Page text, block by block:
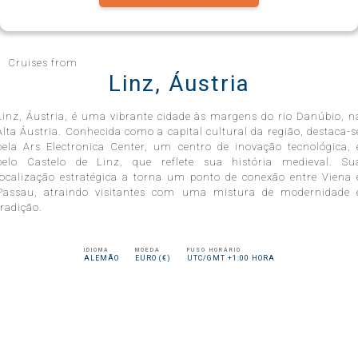
Infinity®
Millennium®
Reflection®
Roamer℠
Cruises from
Linz, Áustria
Áustria, é uma vibrante cidade às margens do rio Danúbio,
Áustria. Conhecida como a capital cultural da região, destaca-
Ars Electronica Center, um centro de inovação tecnológica,
Castelo de Linz, que reflete sua história medieval.
estratégica a torna um ponto de conexão entre Viena
atraindo visitantes com uma mistura de modernidade
IDIOMA
ALEMÃO
MOEDA
EURO (€)
FUSO HORÁRIO
UTC/GMT +1:00 HORA